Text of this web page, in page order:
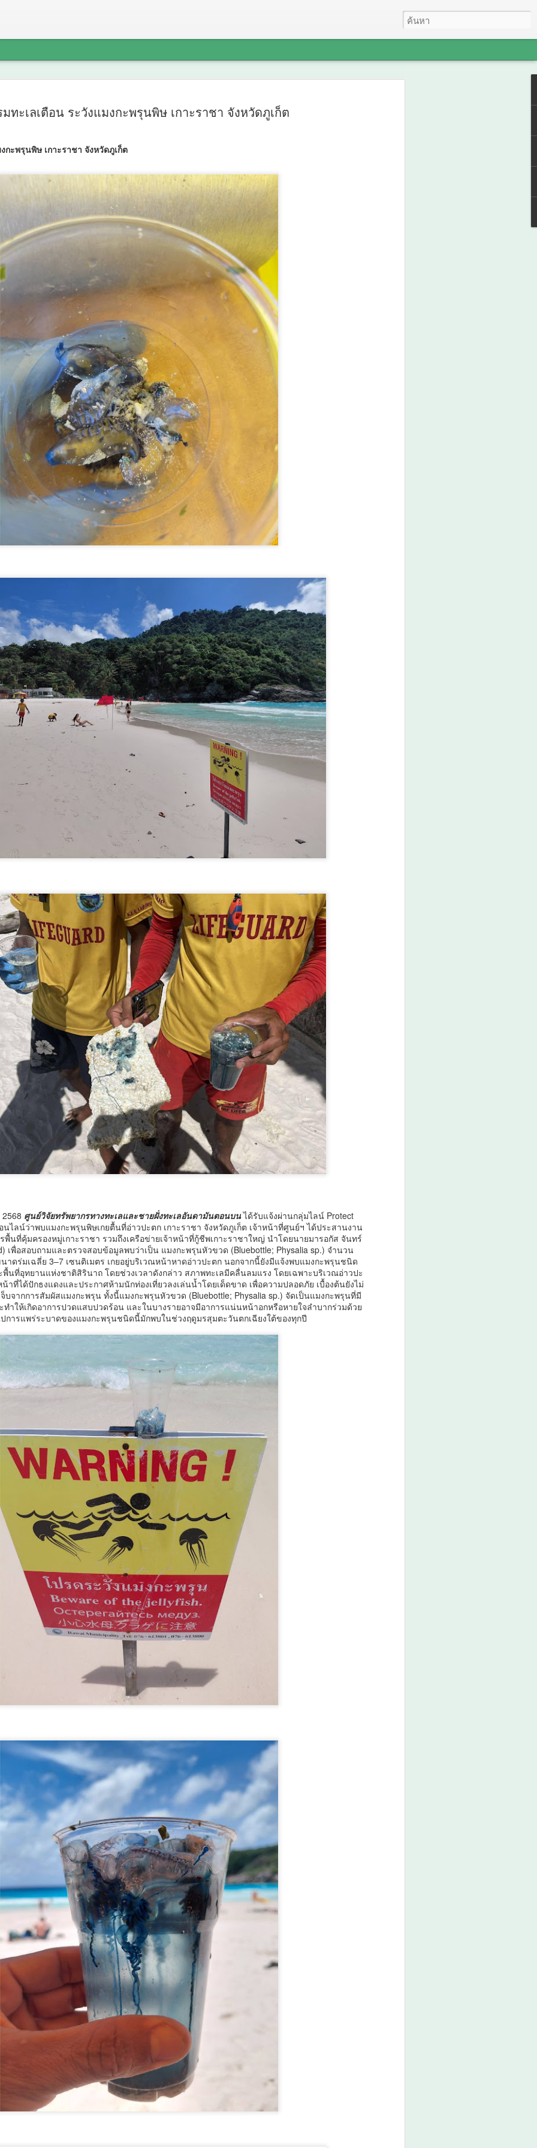
มทะเลเตือน ระวังแมงกะพรุนพิษ เกาะราชา จังหวัดภูเก็ต
กะพรุนพิษ เกาะราชา จังหวัดภูเก็ต
ศูนย์วิจัยทรัพยากรทางทะเลและชายฝั่งทะเลอันดามันตอนบนได้รับแจ้งผ่านกลุ่มไลน์ Protect
นไลน์ว่าพบแมงกะพรุนพิษเกยตื้นที่อ่าวปะตก เกาะราชา จังหวัดภูเก็ต เจ้าหน้าที่ศูนย์ฯ ได้ประสานงาน
พื้นที่คุ้มครองหมู่เกาะราชา รวมถึงเครือข่ายเจ้าหน้าที่กู้ชีพเกาะราชาใหญ่ นำโดยนายมารอกัส จันทร์
เพื่อสอบถามและตรวจสอบข้อมูลพบว่าเป็น แมงกะพรุนหัวขวด (Bluebottle; Physalia sp.) จำนวน
าดร่มเฉลี่ย 3–7 เซนติเมตร เกยอยู่บริเวณหน้าหาดอ่าวปะตก นอกจากนี้ยังมีแจ้งพบแมงกะพรุนชนิด
นที่อุทยานแห่งชาติสิรินาถ โดยช่วงเวลาดังกล่าว สภาพทะเลมีคลื่นลมแรง โดยเฉพาะบริเวณอ่าวปะ
น้าที่ได้ปักธงแดงและประกาศห้ามนักท่องเที่ยวลงเล่นน้ำโดยเด็ดขาด เพื่อความปลอดภัย เบื้องต้นยังไม่
บจากการสัมผัสแมงกะพรุน ทั้งนี้แมงกะพรุนหัวขวด (Bluebottle; Physalia sp.) จัดเป็นแมงกะพรุนที่มี
ทำให้เกิดอาการปวดแสบปวดร้อน และในบางรายอาจมีอาการแน่นหน้าอกหรือหายใจลำบากร่วมด้วย
การแพร่ระบาดของแมงกะพรุนชนิดนี้มักพบในช่วงฤดูมรสุมตะวันตกเฉียงใต้ของทุกปี
6
2026 ผนึก Bio+HealthTech
เปิดเวที AI ขับเคลื่อนนวัตกรรม
วิทยาศาสตร์และสุขภาพ ยกระดับ
ไทยสู่ศูนย์กลางอาเซียน
Thailand LAB INTERNATIONAL 2026 ผนึก Bio+HealthTech
INTERNATIONAL และ FutureCHEM INTERNATIONAL เปิดเวที AI
ขับเคลื่อนนวัตกรรมวิทยาศาสตร์และสุขภาพ ยกระดับไทยสู่ศูนย์กลาง
อาเซียน
6 สิงหาคม 2568 กรุงเทพฯ – เมื่อปัญญาประดิษฐ์ (AI) กำลังเข้ามามี
บทบาทสำคัญในการยกระดับงานวิจัย ห้องปฏิบัติการ การแพทย์ และ
ภาคอุตสาหกรรม ประเทศไทยกำลังก้าวสู่ยุคใหม่ของระบบนิเวศด้าน
วิทยาศาสตร์และนวัตกรรมที่เชื่อมโยงการวิจัย เทคโนโลยี และภาค
ธุรกิจเข้าด้วยกัน เพื่อสร้างขีดความสามารถในการแข่งขันของประเทศ
และภูมิภาคอาเซียน
บริษัท วีเอ็นยู เอเชีย แปซิฟิค จำกัด (VNU Asia Pacific) ประกาศความ
พร้อมจัดงาน Thailand LAB INTERNATIONAL 2026, Bio+HealthTech
INTERNATIONAL 2026 และ FutureCHEM INTERNATIONAL 2026
ภายใต้แนวคิด "ASEAN Scientific Innovation Ecosystem" เพื่อเชื่อม
โยงอุตสาหกรรมห้องปฏิบัติการ เทคโนโลยีชีวภาพ นวัตกรรมสุขภาพ
แล
AUG
6
สมุทรสาครเฮ! รถไฟฟ้า
สายสีแดงเข้ม วงเวียน
ใหญ่–มหาชัย 36.8 กม.
คืบหน้าอีกขั้น รับฟัง
ความเห็นกว่า 200 คน
ส่วนใหญ่เห็นพ้องให้
สร้าง
สมุทรสาครเฮ! รถไฟฟ้าสายสีแดง
AUG
6
วศ.อว.–วท.กห. เปิดเวที
หารือแนวทางขับเคลื่อน
วิทยาศาสตร์และ
เทคโนโลยี เพื่อ
สนับสนุน อุตสาหกรรม
ป้องกันประเทศ
วศ.อว.–วท.กห.
AUG
6
กรมพัฒน์ คว้ารางวัล
GDCC GOV Cloud
Awards ตอกย้ำความ
สำเร็จของระบบ DSD
Online Training ในการ
ขับเคลื่อนการพัฒนา
กำลังคนที่ทันสมัย
กรมพัฒน์ คว้ารางวัล GDCC GOV
Cloud Awards ตอกย้ำความสำเร็จ
ของระบบ DSD Online Training ใน
การขับเคลื่อนการพัฒนากำลังคนที่
กรมพัฒนาฝีมือแรงงาน ได้รับรางวัล
ปี พ.ศ.
ศน. ร่วมกับจังหวัดสตูล จัดกิจกรรม “พลังศรัทธาถวาย
เทียนพรรษา 2 แผ่นดิน สานสัมพันธ์ ไทย – มาเลเซีย”
เชิญชวนพุทธศาสนิกชน งด ละ เลิกอบายมุข เนื่องใน
เทศกาลเข้าพรรษา
ถิ่นไทย" เฟ้นหาเมนูต้นตำรับ 4 ภูมิภาค ดัน Soft Power สู่
ระดับโลก
นิธิกองทุนนิยมไทย จับมือ กระทรวงวัฒนธรรม แถลงเปิดตัวโครงการ
ะกวดอัตลักษณ์อาหารภูมิภาค "รสถิ่นไทย" เฟ้นหาเมนูต้นตำรับ 4 ภูมิภาค
Soft Power สู่ระดับโลก
อวันที่ 5 สิงหาคม 2569 — มูลนิธิกองทุนนิยมไทย ร่วมกับกระทรวง
ฒนธรรม โดยกรมส่งเสริมวัฒนธรรม แถลงข่าวเปิดตัวโครงการประกวดอัต
ษณ์อาหารภูมิภาค "รสถิ่นไทย" ณ มูลนิธิกองทุนนิยมไทย เขตบางรัก
งเทพฯ เพื่อรวบรวม ยกระดับ และส่งเสริมอัตลักษณ์อาหารท้องถิ่นไทยสู่
สร้างมูลค่าเพิ่มทางเศรษฐกิจ และการท่องเที่ยวเชิงอาหาร อย่างยั่งยืน
นแถลงข่า
นครบาล 1 กัดไม่ปล่อย! แกะรอยขยายผลกลุ่มนักบิน จับ
ไอซ์ล๊อตมหึมากว่า 300 โล ก่อนเข้ากลางกรุง
ครบาล 1 กัดไม่ปล่อย! แกะรอยขยายผลกลุ่มนักบิน จับไอซ์ล๊อตมหึมากว่า
โล ก่อนเข้ากลางกรุง
นไปเมื่อ 16 มี.ค.2569 ที่ผ่านมา กก.สืบสวนนครบาล 1 บช.น.
วธ. เดินหน้าจัดตั้ง และรับรองวัดคาทอลิกแห่งใหม่หนุน
บทบาทศาสนสถาน เป็นแหล่งปลูกฝังคุณธรรมของศาสนิ
กชน
งสาวซาบีดา ไทยเศรษฐ์ รัฐมนตรีว่าการกระทรวงวัฒนธรรม (รมว.วธ.)
ดเผยว่า ที่ประชุมคณะรัฐมนตรี (ครม.) เมื่อวันที่ 5 สิงหาคม 2569 มีมติ
นชอบการจัดตั้งวัดคาทอลิกจำนวน 5 แห่ง และเห็นชอบการรับรองวัด
ทอลิกเพิ่มเติมอีก 1 แห่ง ตามที่กระทรวงวัฒนธรรม (วธ.) เสนอ เพื่อเป็นวัด
ทอลิกตามระเบียบสำนักนายกรัฐมนตรี ว่าด้วยแนวทางพิจารณาในการจัด
วัดบาทหลวงโรมันคาทอลิก พ.ศ.
วศ.อว. จับมือ ทช.ทส. ยกระดับห้องปฏิบัติการไมโคร
พลาสติกสู่มาตรฐานสากล
.อว. จับมือ ทช.ทส.
5
“AppTech”​ ยกกำลังประเทศไทยจากฐานราก​ เมื่อ
เทคโนโลยีที่เหมาะสมเป็นกลไกยกระดับทุนมนุษย์
ยกกำลังประเทศไทยจากฐานราก​ เมื่อเทคโนโลยีที่เหมาะสมเป็น
ลไกยกระดับทุนมนุษย์
น่วยบริหารจัดการทุนด้านพัฒนาพื้นที่ (บพท.) สำนักงานเร่งรัดการวิจัย
ละนวัตกรรมเพื่อเพิ่มความสามารถการแข่งขันและการพัฒนาพื้นที่
งค์การมหาชน)
ระเทศไทยกำลังเข้าสู่ช่วงเวลาที่โจทย์เศรษฐกิจไม่ใช่เพียง “ทำอย่างไรให้
ศรษฐกิจเติบโต” แต่คือ ทำอย่างไรให้การเติบโตทางเศรษฐกิจสร้างโอกาสให้
นจำนวนมากขึ้น และทำให้คนในทุกพื้นที่สามารถเป็นผู้สร้างมูลค่าทาง
ศรษฐกิจได้ด้วยตนเอง
าสตราจารย์ ดร.ยศชนัน วงศ์สวัสดิ์ รองนายกรั
กรมบังคับคดี กระทรวงยุติธรรม ประกาศความพร้อมอีก
ครั้งในการเข้าร่วมงานมหกรรมทางการเงินครั้งยิ่งใหญ่
ของภาคตะวันออกเฉียงเหนือ Money Expo Korat 2026
ภายใต้คอนเซปต์ "LED Smart Partner" มุ่งเน้นการเป็น
คู่คิดอัจฉริยะที่ช่วยเปลี่ยนเรื่องหนี้ที่ซับซ้อนให้กลายเป็น
เรื่องง่าย พร้อมมอบโอกาสการเริ่มต้นใหม่ทางการเงิน
รมบังคับคดี กระทรวงยุติธรรม ประกาศความพร้อมอีกครั้งในการเข้าร่วม
านมหกรรมทางการเงินครั้งยิ่งใหญ่ของภาคตะวันออกเฉียงเหนือ Money
Korat 2026 ภายใต้คอนเซปต์ "LED Smart Partner" มุ่งเน้นการเป็น
คิดอัจฉริยะที่ช่วยเปลี่ยนเรื่องหนี้ที่ซับซ้อนให้กลายเป็นเรื่องง่าย พร้อมมอบ
นสภาวะเศรษฐกิจปัจจุบันที่หลายคนเผชิญกับภาระหนี้สิน กรมบังคับคดี
อกย้ำบทบาทการเป็นที่ปรึกษาและผู้ช่วยจัดการปัญหาอย่างยั่งยืน โดย
ายในงานจะมีการให้บริการครอบคลุม 3 ด้านหลัก
4
ที่นอนตามสรีระ คืออะไร? ทำไมคนรูปร่างต่างกัน ไม่
ควรใช้ที่นอนแบบเดียวกัน
ดียวกัน
ทความเกี่ยวกับ mr.big อัปเดตข้อมูลล่าสุด มิถุนายน 2569
ฮไลท์์​ที่นอนที่ดีอาจไม่ใช่ที่นอนที่นุ่มที่สุด แต่เป็นที่นอนที่เหมาะกับสรีระ
องแต่ละคน​ คนที่มีรูปร่าง น้ำหนัก และท่านอนต่างกัน ย่อมต้องการที่นอนที่
การรองรับที่แตกต่างกัน​ รู้จักแนวคิด"ที่นอนตามสรีระ"และเหตุผลที่หลาย
บรนด์เริ่มใช้ข้อมูล ทางวิทยาศาสตร์ ในการเลือกที่นอน
วลาซื้อรองเท้า เรามักเลือกตามไซซ์ของตัวเอง หรือการตัดแว่น ก็ตรวจวัด
ายตาก่อนเลือกเลนส์ แต่เมื่อ
ศน. ร่วมกับเครือข่าย 25 จังหวัดภาคกลาง ขับเคลื่อน
แผนส่งเสริมคุณธรรมแห่งชาติ ระยะที่ 3 มุ่งสู่สังคม
คุณธรรมอย่างยั่งยืน
น. ร่วมกับเครือข่าย 25 จังหวัดภาคกลาง ขับเคลื่อนแผนส่งเสริมคุณธรรม
ห่งชาติ ระยะที่ 3 มุ่งสู่สังคมคุณธรรมอย่างยั่งยืน
มื่อวันที่ 17 กรกฎาคม 2569 เวลา 09.00 น. ที่ผ่านมา กรมการศาสนา
ระทรวงวัฒนธรรม ในฐานะสำนักงานเลขานุการคณะกรรมการส่งเสริม
ณธรรมแห่งชาติ จัดประชุมเชิงปฏิบัติการติดตามผลการขับเคลื่อนแผน
ฏิบัติการด้านการส่งเสริมคุณธรรมแห่งชาติ ระยะที่ 2 (พ.ศ. 2566–2570)
ระจำปีงบประมาณ พ.ศ.
“นพ.รุ่งเรือง” ชูวิสัยทัศน์ SMR ขับเคลื่อนความมั่นคง
พลังงานไทย ผสานพลังงานสะอาด-ยกระดับเทคโนโลยี
นิวเคลียร์สู่โดนใจอนาคต
นพ.รุ่งเรือง” ชูวิสัยทัศน์ SMR ขับเคลื่อนความมั่นคงพลังงานไทย ผสาน
ลังงานสะอาด-ยกระดับเทคโนโลยีนิวเคลียร์สู่โดนใจอนาคต
ดรธานี – กระทรวงพลังงาน ผนึกกำลังสำนักงานปรมาณูเพื่อสันติ (ปส.)
ฬาลงกรณ์มหาวิทยาลัย สทน. และ กฟผ.
3
รมว.ทส. ห่วงใยความปลอดภัยนักท่องเที่ยว กำชับกรม